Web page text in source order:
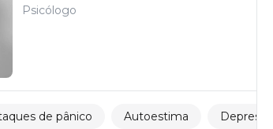
Psicólogo
de pânico Autoestima Depressão